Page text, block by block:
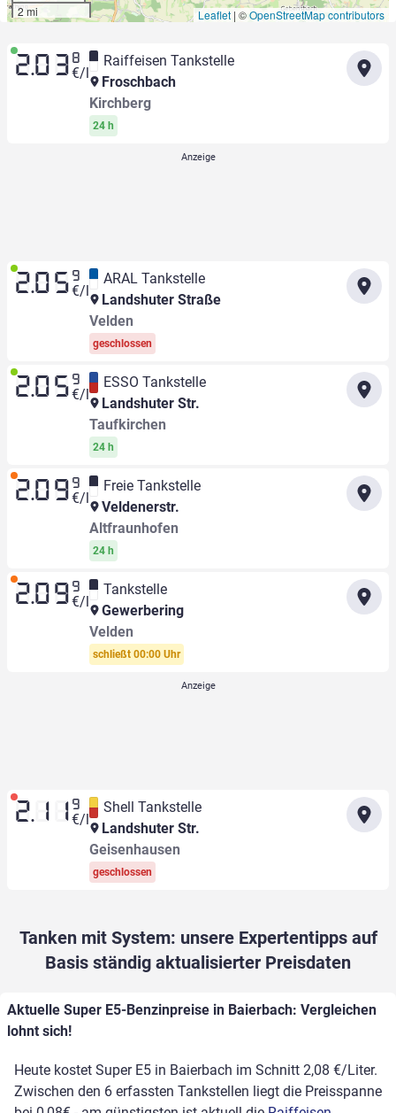
2 mi
Leaflet | ©OpenStreetMap contributors
2.03 8
€/l
Raiffeisen Tankstelle
Froschbach
Kirchberg
24 h
2.05 9
€/l
ARAL Tankstelle
Landshuter Straße
Velden
geschlossen
2.05 9
€/l
ESSO Tankstelle
Landshuter Str.
Taufkirchen
24 h
2.09 9
€/l
Freie Tankstelle
Veldenerstr.
Altfraunhofen
24 h
2.09 9
€/l
Tankstelle
Gewerbering
Velden
schließt 00:00 Uhr
2.11 9
€/l
Shell Tankstelle
Landshuter Str.
Geisenhausen
geschlossen
Tanken mit System: unsere Expertentipps auf
Basis ständig aktualisierter Preisdaten
Aktuelle Super E5-Benzinpreise in Baierbach: Vergleichen
lohnt sich!
Heute kostet Super E5 in Baierbach im Schnitt 2,08 €/Liter.
Zwischen den 6 erfassten Tankstellen liegt die Preisspanne